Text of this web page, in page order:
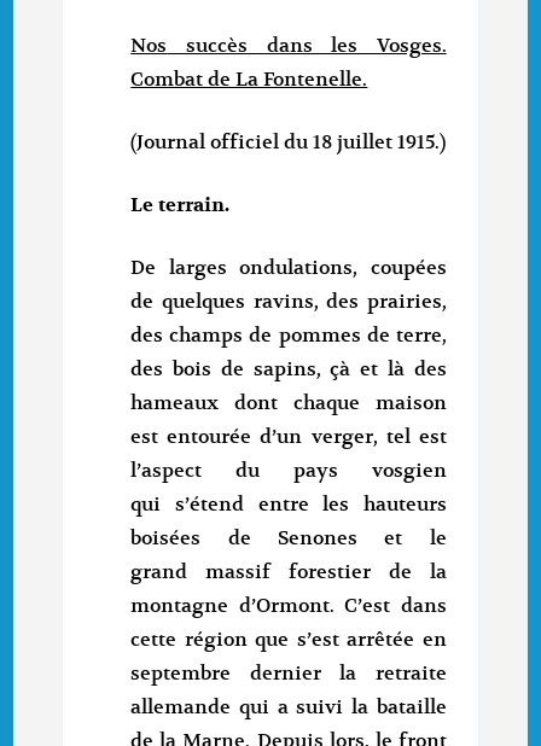
Nos succès dans les Vosges.
Combat de La Fontenelle.
(Journal officiel du 18 juillet 1915.)
Le terrain.
De larges ondulations, coupées
de quelques ravins, des prairies,
des champs de pommes de terre,
des bois de sapins, çà et là des
hameaux dont chaque maison
est entourée d’un verger, tel est
l’aspect du pays vosgien
qui s’étend entre les hauteurs
boisées de Senones et le
grand massif forestier de la
montagne d’Ormont. C’est dans
cette région que s’est arrêtée en
septembre dernier la retraite
allemande qui a suivi la bataille
de la Marne. Depuis lors, le front